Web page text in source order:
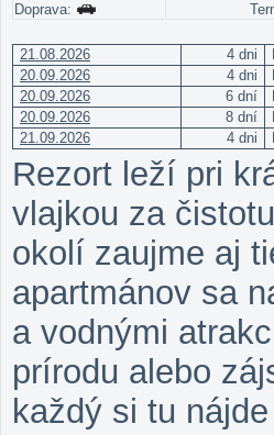
Doprava:
21.08.2026 4 dni
20.09.2026
4 dni
20.09.2026
6 dní
20.09.2026
8 dní
21.09.2026
4 dni
Rezort leží pri
vlajkou za
okolí zaujme aj
apartmánov sa
a vodnými
prírodu alebo
každý si tu